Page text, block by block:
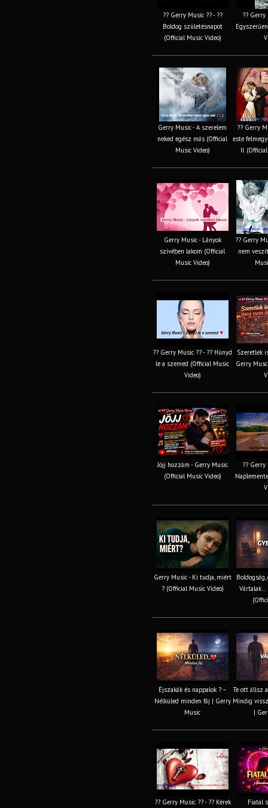
?? Gerry Music ?? - ??
Boldog születésnapot
(Official Music Video)
?? Gerry
Gerry Music - A szerelem
neked egész más (Official
Music Video)
?? Gerry
este
II.
Gerry Music - Lányok
szívében lakom (Official
Music Video)
?? Gerry
nem
?? Gerry Music ?? - ?? Húnyd
le a szemed (Official Music
Video)
Szeretlek
Gerry
Jöjj hozzám - Gerry Music
(Official Music Video)
?? Gerry
Gerry Music - Ki tudja, miért
? (Official Music Video)
Vártalak…
Éjszakák és nappalok ? –
Nélküled minden fáj | Gerry
Music
Te ott állsz
Mindig
|
?? Gerry Music ?? - ?? Kérek
Fiatal